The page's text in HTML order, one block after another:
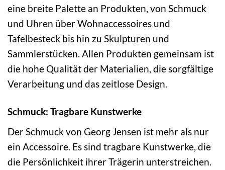
eine breite Palette an Produkten, von Schmuck
und Uhren über Wohnaccessoires und
Tafelbesteck bis hin zu Skulpturen und
Sammlerstücken. Allen Produkten gemeinsam ist
die hohe Qualität der Materialien, die sorgfältige
Verarbeitung und das zeitlose Design.
Schmuck: Tragbare Kunstwerke
Der Schmuck von Georg Jensen ist mehr als nur
ein Accessoire. Es sind tragbare Kunstwerke, die
die Persönlichkeit ihrer Trägerin unterstreichen.